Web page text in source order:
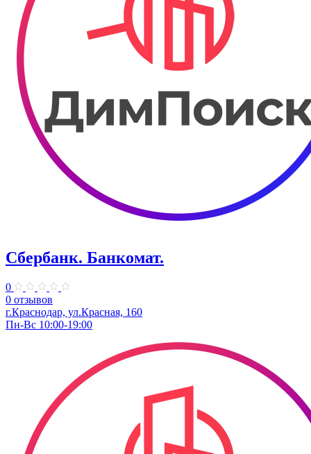
Сбербанк. Банкомат.
0
0 отзывов
г.Краснодар, ул.​Красная, 160
Пн-Вс 10:00-19:00